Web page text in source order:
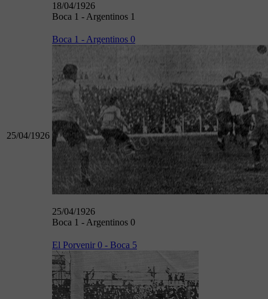
18/04/1926
Boca 1 - Argentinos 1
25/04/1926
Boca 1 - Argentinos 0
25/04/1926
Boca 1 - Argentinos 0
El Porvenir 0 - Boca 5